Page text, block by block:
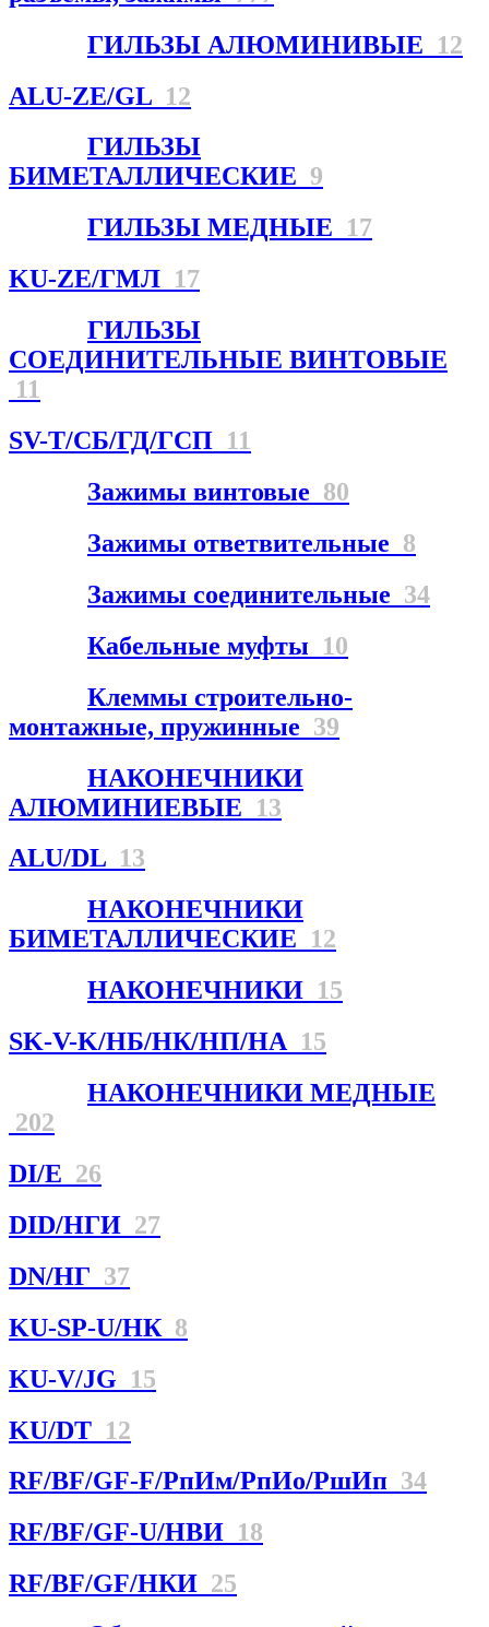
ГИЛЬЗЫ АЛЮМИНИВЫЕ 12
ALU-ZE/GL 12
ГИЛЬЗЫ
БИМЕТАЛЛИЧЕСКИЕ 9
ГИЛЬЗЫ МЕДНЫЕ 17
KU-ZE/ГМЛ 17
ГИЛЬЗЫ
СОЕДИНИТЕЛЬНЫЕ ВИНТОВЫЕ
11
SV-T/СБ/ГД/ГСП 11
Зажимы винтовые 80
Зажимы ответвительные 8
Зажимы соединительные 34
Кабельные муфты 10
Клеммы строительно-
монтажные, пружинные 39
НАКОНЕЧНИКИ
АЛЮМИНИЕВЫЕ 13
ALU/DL 13
НАКОНЕЧНИКИ
БИМЕТАЛЛИЧЕСКИЕ 12
НАКОНЕЧНИКИ 15
SK-V-K/НБ/НК/НП/НА 15
НАКОНЕЧНИКИ МЕДНЫЕ
202
DI/E 26
DID/НГИ 27
DN/НГ 37
KU-SP-U/НК 8
KU-V/JG 15
KU/DT 12
RF/BF/GF-F/РпИм/РпИо/РшИп 34
RF/BF/GF-U/НBИ 18
RF/BF/GF/НКИ 25